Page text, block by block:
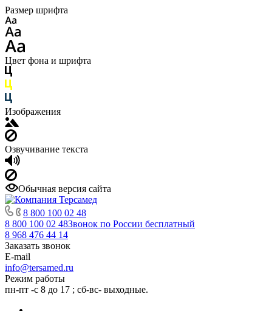
Размер шрифта
Цвет фона и шрифта
Изображения
Озвучивание текста
Обычная версия сайта
8 800 100 02 48
8 800 100 02 48Звонок по России бесплатный
8 968 476 44 14
Заказать звонок
E-mail
info@tersamed.ru
Режим работы
пн-пт -с 8 до 17 ; сб-вс- выходные.